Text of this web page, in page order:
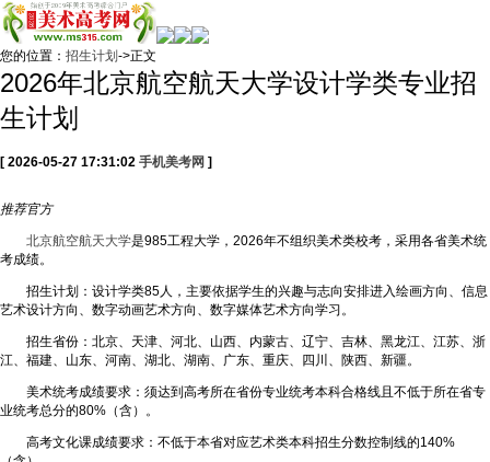
您的位置： 招生计划 ->正文
2026年北京航空航天大学设计学类专业招
生计划
[ 2026-05-27 17:31:02 手机美考网 ]
推荐官方
北京航空航天大学是985工程大学，2026年不组织美术类校考，采用各省美术统
考成绩。
招生计划：设计学类85人，主要依据学生的兴趣与志向安排进入绘画方向、信息
艺术设计方向、数字动画艺术方向、数字媒体艺术方向学习。
招生省份：北京、天津、河北、山西、内蒙古、辽宁、吉林、黑龙江、江苏、浙
江、福建、山东、河南、湖北、湖南、广东、重庆、四川、陕西、新疆。
美术统考成绩要求：须达到高考所在省份专业统考本科合格线且不低于所在省专
业统考总分的80%（含）。
高考文化课成绩要求：不低于本省对应艺术类本科招生分数控制线的140%